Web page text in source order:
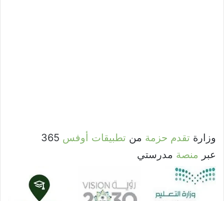
وزارة تقدم حزمة من تطبيقات أوفس 365
عبر منصة مدرستي